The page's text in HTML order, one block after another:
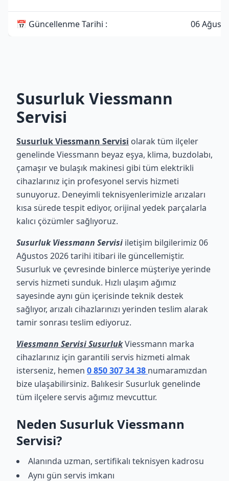
📅 Güncellenme Tarihi : 06
Susurluk Viessmann
Servisi
Susurluk Viessmann Servisi olarak tüm ilçeler
genelinde Viessmann beyaz eşya, klima, buzdolabı,
çamaşır ve bulaşık makinesi gibi tüm elektrikli
cihazlarınız için profesyonel servis hizmeti
sunuyoruz. Deneyimli teknisyenlerimizle arızaları
kısa sürede tespit ediyor, orijinal yedek parçalarla
kalıcı çözümler sağlıyoruz.
Susurluk Viessmann Servisi iletişim bilgilerimiz 06
Ağustos 2026 tarihi itibari ile güncellemiştir.
Susurluk ve çevresinde binlerce müşteriye yerinde
servis hizmeti sunduk. Hızlı ulaşım ağımız
sayesinde aynı gün içerisinde teknik destek
sağlıyor, arızalı cihazlarınızı yerinden teslim alarak
tamir sonrası teslim ediyoruz.
Viessmann Servisi SusurlukViessmann marka
cihazlarınız için garantili servis hizmeti almak
isterseniz, hemen 0 850 307 34 38 numaramızdan
bize ulaşabilirsiniz. Balıkesir Susurluk genelinde
tüm ilçelere servis ağımız mevcuttur.
Neden Susurluk Viessmann
Servisi?
Alanında uzman, sertifikalı teknisyen kadrosu
Aynı gün servis imkanı